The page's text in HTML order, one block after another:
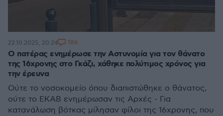
Ο πατέρας ενημέρωσε την Αστυνομία για τον θάνατο
της 16χρονης στο Γκάζι, χάθηκε πολύτιμος χρόνος για
την έρευνα
Ούτε το νοσοκομείο όπου διαπιστώθηκε ο θάνατος,
ούτε το ΕΚΑΒ ενημέρωσαν τις Αρχές - Για
κατανάλωση βότκας μίλησαν φίλοι της 16χρονης, που
22.10.2025, 20:24 186